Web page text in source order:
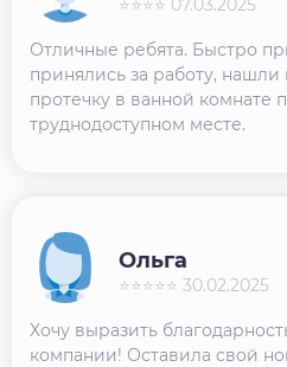
Отличные ребята. Быстро
принялись за работу,
протечку в ванной комнате
труднодоступном месте.
⭐⭐⭐⭐ 07.03.2025
Хочу выразить
компании! Оставила свой
Ольга
⭐⭐⭐⭐⭐ 30.02.2025